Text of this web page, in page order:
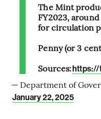
The Mint
FY2023,
for circulation
Penny (or 3
Sources:https://
— Department of
January 22, 2025